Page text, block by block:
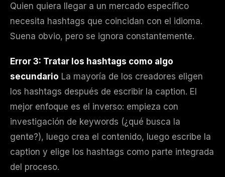
Quien quiera llegar a un mercado específico
necesita hashtags que coincidan con el idioma.
Suena obvio, pero se ignora constantemente.
Error 3: Tratar los hashtags como algo
secundario La mayoría de los creadores eligen
los hashtags después de escribir la caption. El
mejor enfoque es el inverso: empieza con
investigación de keywords (¿qué busca la
gente?), luego crea el contenido, luego escribe la
caption y elige los hashtags como parte integrada
del proceso.